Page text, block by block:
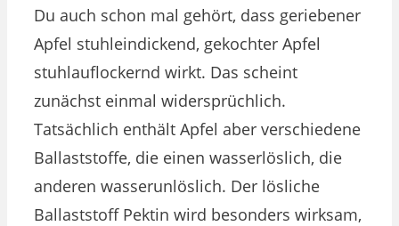
Du auch schon mal gehört, dass geriebener
Apfel stuhleindickend, gekochter Apfel
stuhlauflockernd wirkt. Das scheint
zunächst einmal widersprüchlich.
Tatsächlich enthält Apfel aber verschiedene
Ballaststoffe, die einen wasserlöslich, die
anderen wasserunlöslich. Der lösliche
Ballaststoff Pektin wird besonders wirksam,